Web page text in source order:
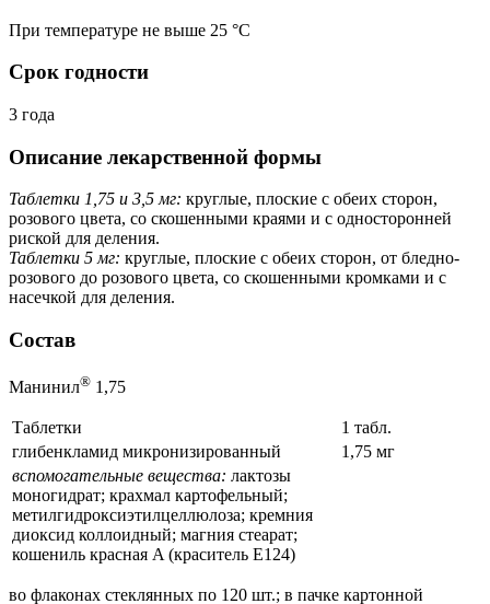
При температуре не выше 25 °C
Срок годности
3 года
Описание лекарственной формы
Таблетки 1,75 и 3,5 мг: круглые, плоские с обеих сторон,
розового цвета, со скошенными краями и с односторонней
риской для деления.
Таблетки 5 мг: круглые, плоские с обеих сторон, от бледно-
розового до розового цвета, со скошенными кромками и с
насечкой для деления.
Состав
Манинил® 1,75
Таблетки
1 табл.
глибенкламид микронизированный
1,75 мг
вспомогательные вещества: лактозы
моногидрат; крахмал картофельный;
метилгидроксиэтилцеллюлоза; кремния
диоксид коллоидный; магния стеарат;
кошениль красная A (краситель Е124)
во флаконах стеклянных по 120 шт.; в пачке картонной